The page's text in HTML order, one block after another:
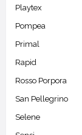
Playtex
Pompea
Primal
Rapid
Rosso Porpora
San Pellegrino
Selene